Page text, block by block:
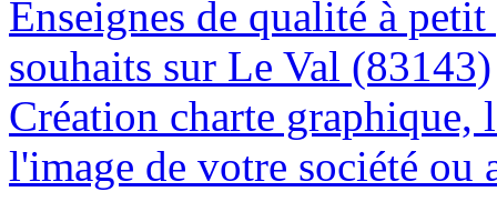
Enseignes de qualité à
souhaits sur Le Val (83143)
Création charte graphique,
l'image de votre société